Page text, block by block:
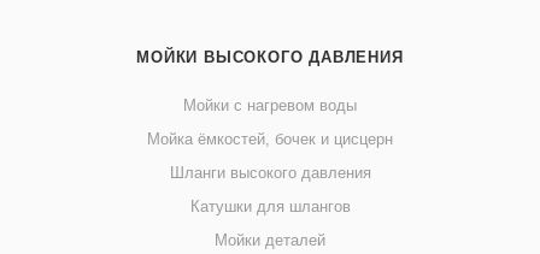
МОЙКИ ВЫСОКОГО ДАВЛЕНИЯ
Мойки с нагревом воды
Мойка ёмкостей, бочек и цисцерн
Шланги высокого давления
Катушки для шлангов
Мойки деталей